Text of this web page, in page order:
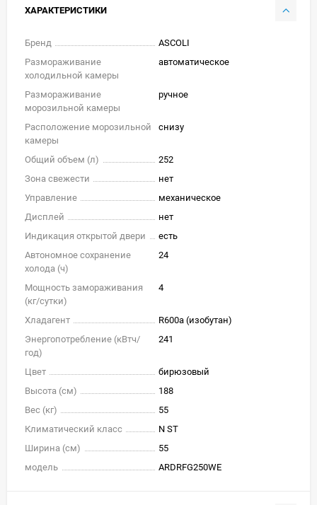
ХАРАКТЕРИСТИКИ
Бренд
ASCOLI
Размораживание
холодильной камеры
автоматическое
Размораживание
морозильной камеры
ручное
Расположение морозильной
камеры
снизу
Общий объем (л)
252
Зона свежести
нет
Управление
механическое
Дисплей
нет
Индикация открытой двери
есть
Автономное сохранение
холода (ч)
24
Мощность замораживания
(кг/cутки)
4
Хладагент
R600a (изобутан)
Энергопотребление (кВтч/
год)
241
Цвет
бирюзовый
Высота (см)
188
Вес (кг)
55
Климатический класс
N ST
Ширина (см)
55
модель
ARDRFG250WE